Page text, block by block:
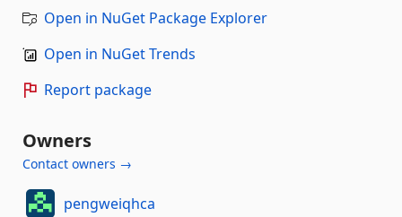
Open in NuGet Package Explorer
Open in NuGet Trends
Report package
Owners
Contact owners →
pengweiqhca